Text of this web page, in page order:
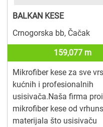
BALKAN KESE
Crnogorska bb, Čačak
159,077 m
Mikrofiber kese za sve
kućnih i profesionalnih
usisivača.Naša firma
mikrofiber kese od
materijala što usisivaču